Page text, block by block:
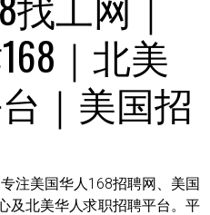
｜北美
｜美国招
注美国华人168招聘网、美国
及北美华人求职招聘平台。平